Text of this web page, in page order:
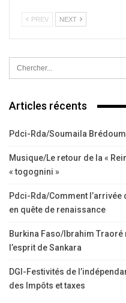
PREV NEXT
Articles récents
Pdci-Rda/Soumaila
Musique/Le retour de la «
« togognini »
Pdci-Rda/Comment
en quête de renaissance
Burkina Faso/Ibrahim
l’esprit de Sankara
DGI-Festivités de
des Impôts et taxes